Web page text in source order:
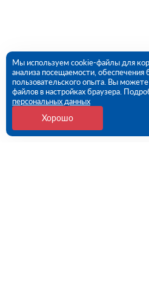
Мы используем cookie-файлы для
анализа посещаемости, обеспечения
пользовательского опыта. Вы
файлов в настройках браузера.
персональных данных
Хорошо